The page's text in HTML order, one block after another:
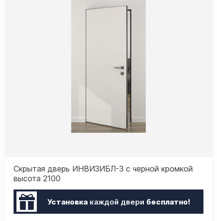
Скрытая дверь ИНВИЗИБЛ-3 с черной кромкой
высота 2100
Установкакаждой двери бесплатно!